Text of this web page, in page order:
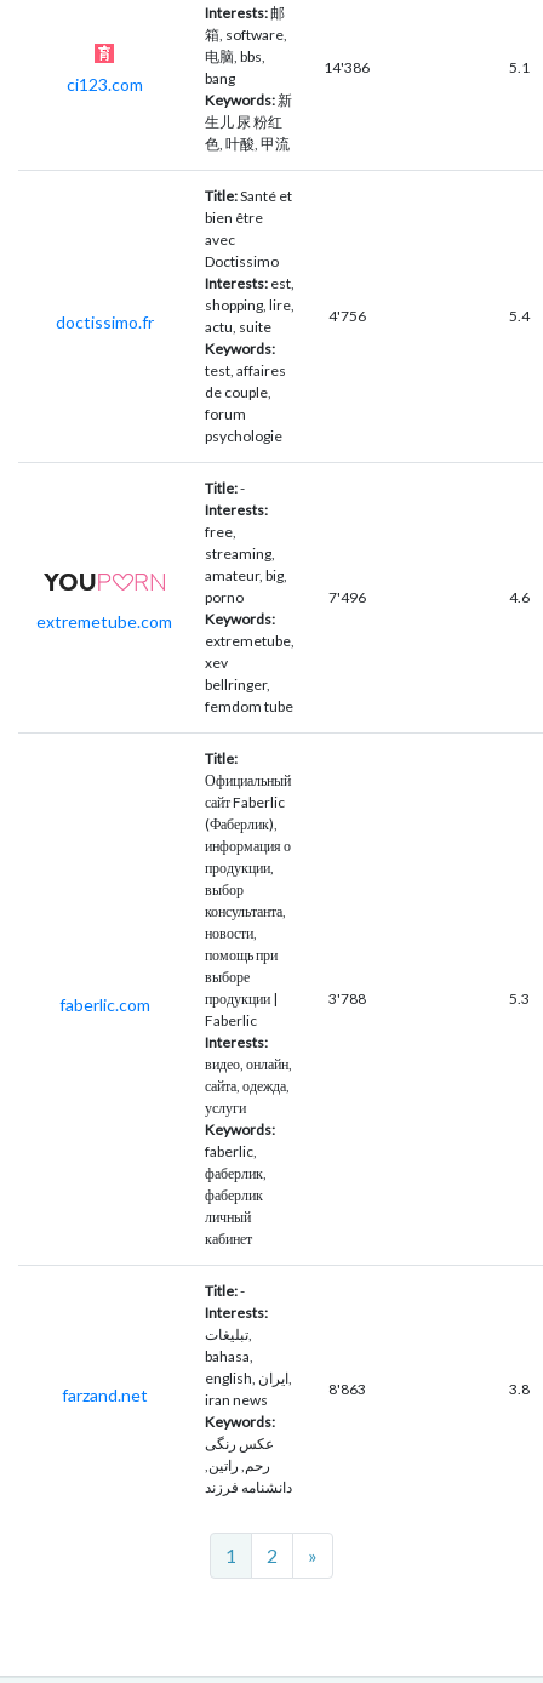
ci123.com
Interests:邮
箱, software,
电脑, bbs,
bang
Keywords:新
生儿 尿 粉红
色, 叶酸, 甲流
14'386 5.1
doctissimo.fr
Title:Santé et
bien être
avec
Doctissimo
Interests: est,
shopping, lire,
actu, suite
Keywords:
test, affaires
de couple,
forum
psychologie
4'756 5.4
extremetube.com
Title:-
Interests:
free,
streaming,
amateur, big,
porno
Keywords:
extremetube,
xev
bellringer,
femdom tube
7'496 4.6
faberlic.com
Title:
Официальный
сайт Faberlic
(Фаберлик),
информация о
продукции,
выбор
консультанта,
новости,
помощь при
выборе
продукции |
Faberlic
Interests:
видео, онлайн,
сайта, одежда,
услуги
Keywords:
faberlic,
фаберлик,
фаберлик
личный
кабинет
3'788 5.3
farzand.net
Title:-
Interests:
تبلیغات,
bahasa,
english, ايران,
iran news
Keywords:
عکس رنگی
رحم, راتین,
دانشنامه فرزند
8'863 3.8
1 2 »